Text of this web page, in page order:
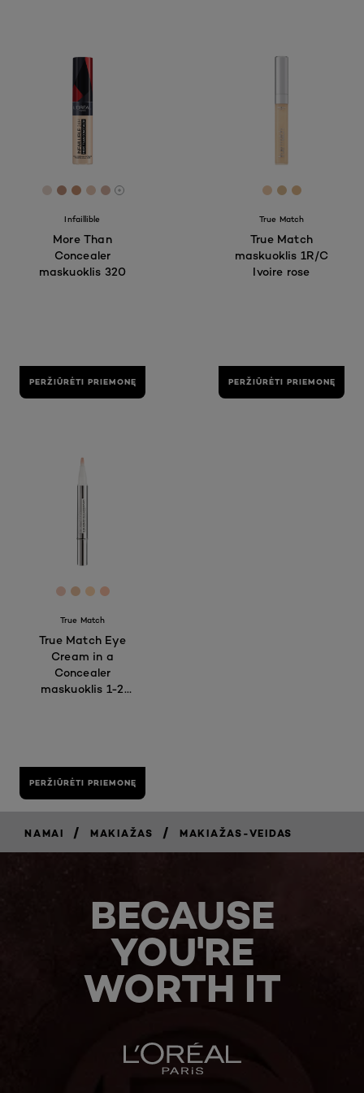
[Color]: #E7D5CC
[Color]: #be8f78
[Color]: #c58f6e
[Color]: #E5C6B2
[Color]: #D6B1A2
More shades are available
Infaillible
More Than
Concealer
maskuoklis 320
PERŽIŪRĖTI PRIEMONĘ
[Color]:
[Color]:
[Color]:
True Match
True Match
maskuoklis 1R/C
Ivoire rose
PERŽIŪRĖTI PRIEMONĘ
[Color]: #F4C8B5
[Color]: #EEC4A2
[Color]: #FFD6AC
[Color]: #FFC3A7
True Match
True Match Eye
Cream in a
Concealer
maskuoklis 1-2
PERŽIŪRĖTI PRIEMONĘ
NAMAI / MAKIAŽAS / MAKIAŽAS-VEIDAS
BECAUSE
YOU'RE
WORTH IT